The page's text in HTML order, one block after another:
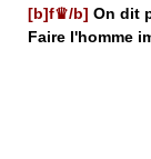
[b]f♛/b] On dit
Faire l'homme